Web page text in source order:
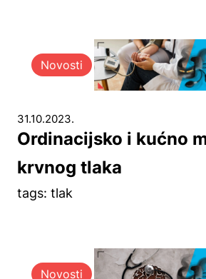
Novosti
31.10.2023.
Ordinacijsko i kućno
krvnog tlaka
tags: tlak
Novosti